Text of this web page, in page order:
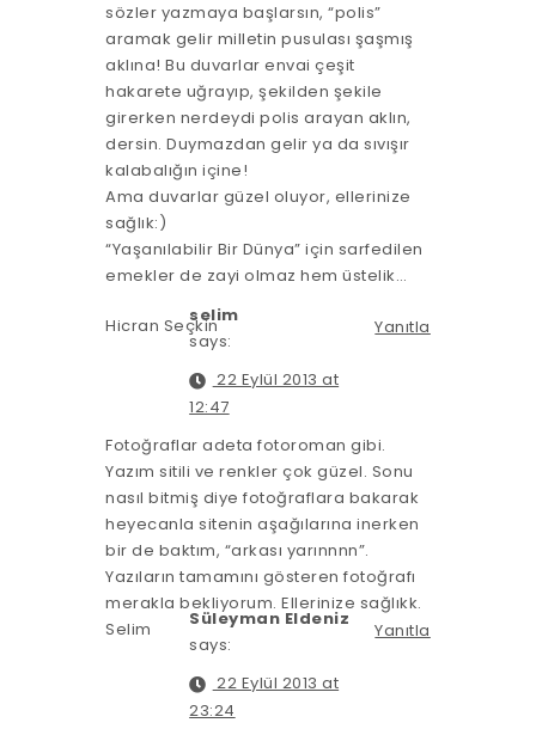
sözler yazmaya başlarsın, “polis”
aramak gelir milletin pusulası şaşmış
aklına! Bu duvarlar envai çeşit
hakarete uğrayıp, şekilden şekile
girerken nerdeydi polis arayan aklın,
dersin. Duymazdan gelir ya da sıvışır
kalabalığın içine!
Ama duvarlar güzel oluyor, ellerinize
sağlık:)
“Yaşanılabilir Bir Dünya” için sarfedilen
emekler de zayi olmaz hem üstelik…
Hicran Seçkin Yanıtla
selim
says:
22 Eylül 2013 at
12:47
Fotoğraflar adeta fotoroman gibi.
Yazım sitili ve renkler çok güzel. Sonu
nasıl bitmiş diye fotoğraflara bakarak
heyecanla sitenin aşağılarına inerken
bir de baktım, “arkası yarınnnn”.
Yazıların tamamını gösteren fotoğrafı
merakla bekliyorum. Ellerinize sağlıkk.
Selim
Yanıtla
Süleyman Eldeniz
says:
22 Eylül 2013 at
23:24